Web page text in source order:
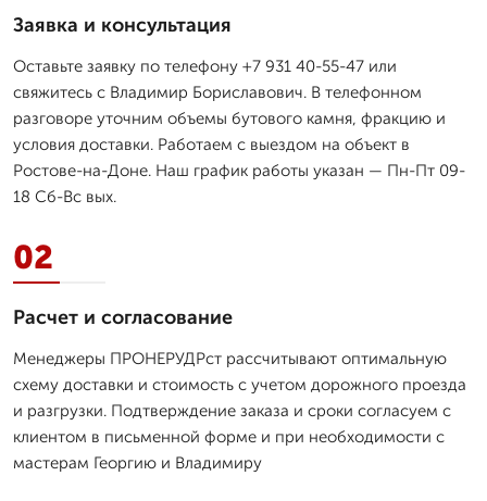
Заявка и консультация
Оставьте заявку по телефону +7 931 40-55-47 или
свяжитесь с Владимир Бориславович. В телефонном
разговоре уточним объемы бутового камня, фракцию и
условия доставки. Работаем с выездом на объект в
Ростове-на-Доне. Наш график работы указан — Пн-Пт 09-
18 Сб-Вс вых.
02
Расчет и согласование
Менеджеры ПРОНЕРУДРст рассчитывают оптимальную
схему доставки и стоимость с учетом дорожного проезда
и разгрузки. Подтверждение заказа и сроки согласуем с
клиентом в письменной форме и при необходимости с
мастерам Георгию и Владимиру